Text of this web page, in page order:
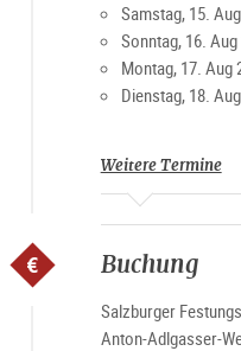
Top Seller
Um das Erlebnis
Monaten April bis
das Salzachschiff
Verfügung.
Card2026) bei der
Samstag, 15.
Sonntag, 16.
Montag, 17. Aug
Dienstag, 18.
Weitere Termine
Buchung
Salzburger
Anton-Adlgasser-